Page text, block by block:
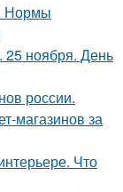
Нормы
25 ноября. День
россии.
магазинов за
Что